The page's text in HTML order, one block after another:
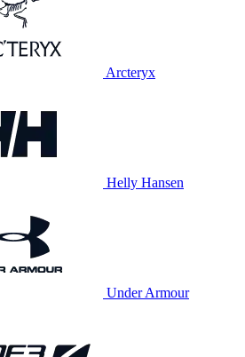
Arcteryx
Helly Hansen
Under Armour